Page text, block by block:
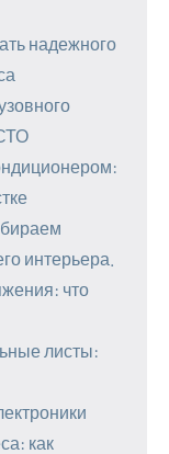
надежного
интерьера.
что
листы:
как